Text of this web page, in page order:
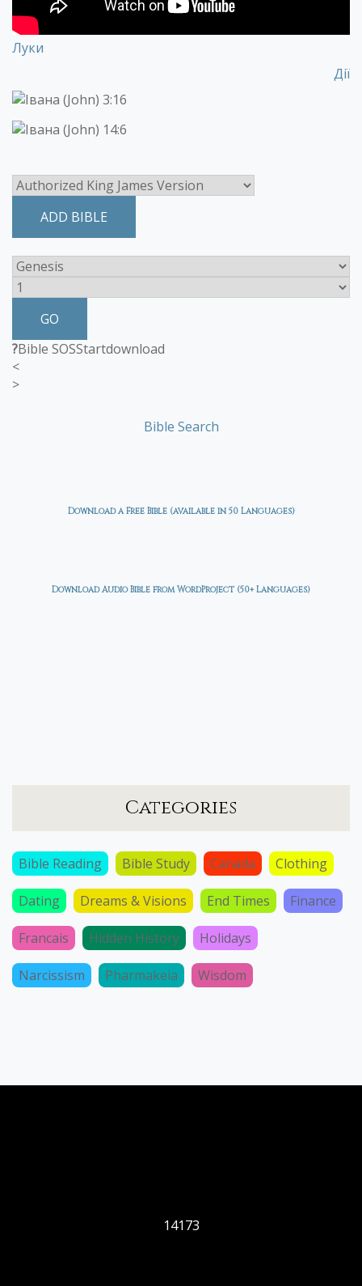
Луки
Дії
ADD BIBLE
GO
?Bible SOSStartdownload
<
>
Bible Search
Download a Free Bible (available in 50 Languages)
Download Audio Bible from WordProject (50+ Languages)
Categories
Bible Reading Bible Study Canada Clothing
Dating Dreams & Visions End Times Finance
Francais Hidden History Holidays
Narcissism Pharmakeia Wisdom
14173